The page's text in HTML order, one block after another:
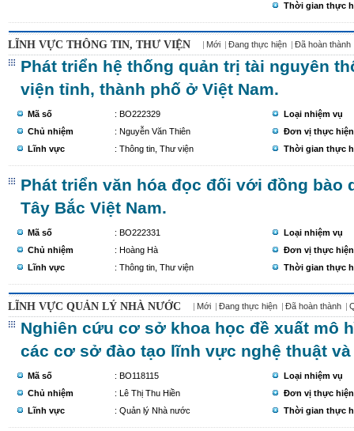
Thời gian thực
LĨNH VỰC THÔNG TIN, THƯ VIỆN Mới Đang thực hiện Đã hoàn thành
Phát triển hệ thống quản trị tài nguyên
viện tỉnh, thành phố ở Việt Nam.
Mã số
: BO222329
Chủ nhiệm
: Nguyễn Văn Thiên
Lĩnh vực
: Thông tin, Thư viện
Loại nhiệm vụ
Đơn vị thực hiện
Thời gian thực
Phát triển văn hóa đọc đối với đồng bào
Tây Bắc Việt Nam.
Mã số
: BO222331
Chủ nhiệm
: Hoàng Hà
Lĩnh vực
: Thông tin, Thư viện
Loại nhiệm vụ
Đơn vị thực hiện
Thời gian thực
LĨNH VỰC QUẢN LÝ NHÀ NƯỚC Mới Đang thực hiện Đã hoàn thành
Nghiên cứu cơ sở khoa học đề xuất mô
các cơ sở đào tạo lĩnh vực nghệ thuật
Mã số
: BO118115
Chủ nhiệm
: Lê Thị Thu Hiền
Lĩnh vực
: Quản lý Nhà nước
Loại nhiệm vụ
Đơn vị thực hiện
Thời gian thực